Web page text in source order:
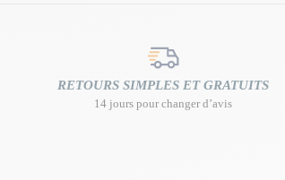
RETOURS SIMPLES ET GRATUITS
14 jours pour changer d’avis